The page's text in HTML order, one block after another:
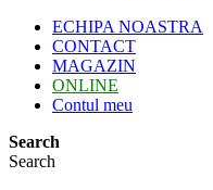
ECHIPA NOASTRA
CONTACT
MAGAZIN
ONLINE
Contul meu
Search
Search